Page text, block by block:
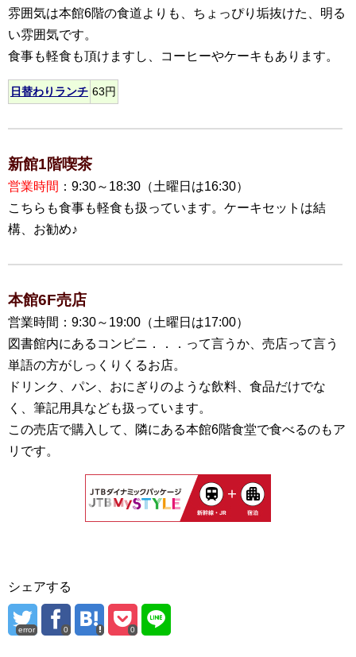
雰囲気は本館6階の食道よりも、ちょっぴり垢抜けた、明る
い雰囲気です。
食事も軽食も頂けますし、コーヒーやケーキもあります。
日替わりランチ 63円
新館1階喫茶
営業時間 ：9:30～18:30（土曜日は16:30）
こちらも食事も軽食も扱っています。ケーキセットは結
構、お勧め♪
本館6F売店
営業時間：9:30～19:00（土曜日は17:00）
図書館内にあるコンビニ．．．って言うか、売店って言う
単語の方がしっくりくるお店。
ドリンク、パン、おにぎりのような飲料、食品だけでな
く、筆記用具なども扱っています。
この売店で購入して、隣にある本館6階食堂で食べるのもア
リです。
シェアする
error 0 0